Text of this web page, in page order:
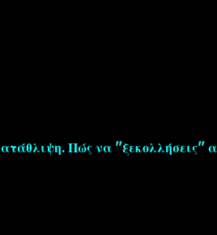
Πώς να ''ξεκολλήσεις''